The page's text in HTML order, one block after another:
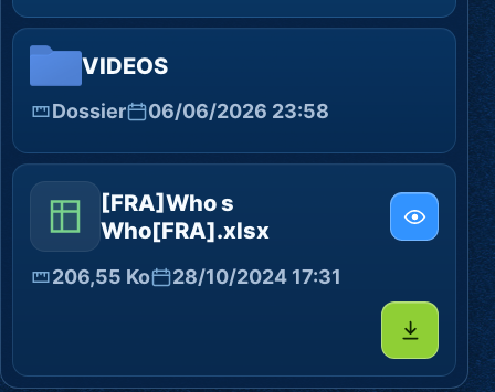
VIDEOS
Dossier 06/06/2026 23:58
[FRA]Who s
Who[FRA].xlsx
206,55 Ko 28/10/2024 17:31